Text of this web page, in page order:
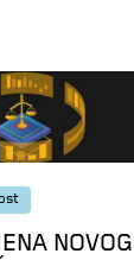
NOVOG